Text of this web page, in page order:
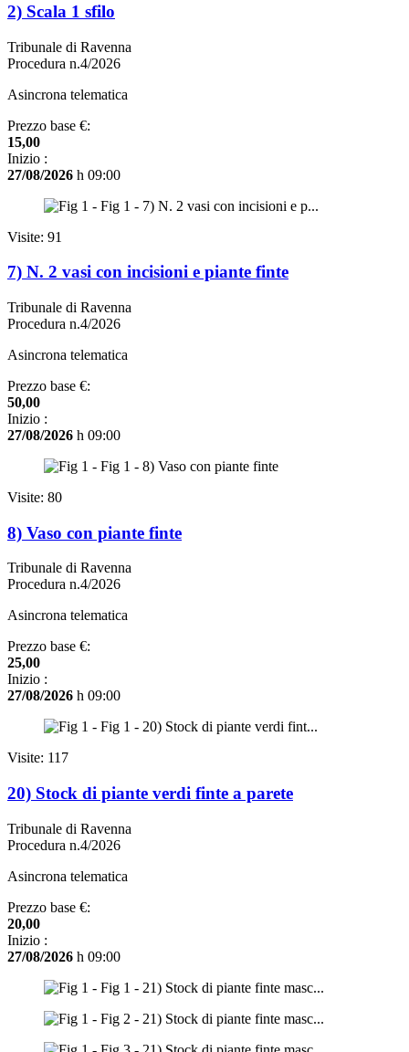
2) Scala 1 sfilo
Tribunale di Ravenna
Procedura n.4/2026
Asincrona telematica
Prezzo base €:
15,00
Inizio :
27/08/2026 h 09:00
Visite: 91
7) N. 2 vasi con incisioni e piante finte
Tribunale di Ravenna
Procedura n.4/2026
Asincrona telematica
Prezzo base €:
50,00
Inizio :
27/08/2026 h 09:00
Visite: 80
8) Vaso con piante finte
Tribunale di Ravenna
Procedura n.4/2026
Asincrona telematica
Prezzo base €:
25,00
Inizio :
27/08/2026 h 09:00
Visite: 117
20) Stock di piante verdi finte a parete
Tribunale di Ravenna
Procedura n.4/2026
Asincrona telematica
Prezzo base €:
20,00
Inizio :
27/08/2026 h 09:00